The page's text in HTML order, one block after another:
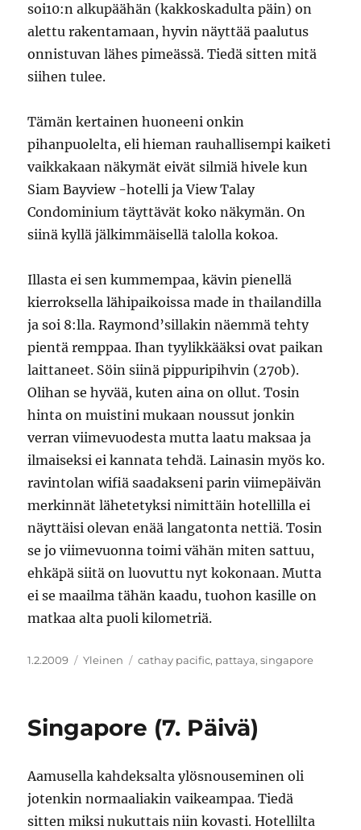
soi10:n alkupäähän (kakkoskadulta päin) on
alettu rakentamaan, hyvin näyttää paalutus
onnistuvan lähes pimeässä. Tiedä sitten mitä
siihen tulee.
Tämän kertainen huoneeni onkin
pihanpuolelta, eli hieman rauhallisempi kaiketi
vaikkakaan näkymät eivät silmiä hivele kun
Siam Bayview -hotelli ja View Talay
Condominium täyttävät koko näkymän. On
siinä kyllä jälkimmäisellä talolla kokoa.
Illasta ei sen kummempaa, kävin pienellä
kierroksella lähipaikoissa made in thailandilla
ja soi 8:lla. Raymond’sillakin näemmä tehty
pientä remppaa. Ihan tyylikkääksi ovat paikan
laittaneet. Söin siinä pippuripihvin (270b).
Olihan se hyvää, kuten aina on ollut. Tosin
hinta on muistini mukaan noussut jonkin
verran viimevuodesta mutta laatu maksaa ja
ilmaiseksi ei kannata tehdä. Lainasin myös ko.
ravintolan wifiä saadakseni parin viimepäivän
merkinnät lähetetyksi nimittäin hotellilla ei
näyttäisi olevan enää langatonta nettiä. Tosin
se jo viimevuonna toimi vähän miten sattuu,
ehkäpä siitä on luovuttu nyt kokonaan. Mutta
ei se maailma tähän kaadu, tuohon kasille on
matkaa alta puoli kilometriä.
Julkaistu
1.2.2009 Kategoriat
Yleinen Avainsanat
cathay pacific, pattaya,singapore
Singapore (7. Päivä)
Aamusella kahdeksalta ylösnouseminen oli
jotenkin normaaliakin vaikeampaa. Tiedä
sitten miksi nukuttais niin kovasti. Hotellilta